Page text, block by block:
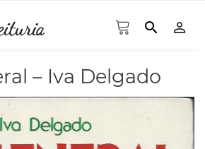
search person_outline
– Iva Delgado